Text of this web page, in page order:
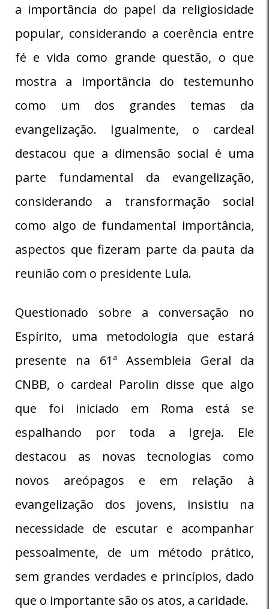
a importância do papel da religiosidade
popular, considerando a coerência entre
fé e vida como grande questão, o que
mostra a importância do testemunho
como um dos grandes temas da
evangelização. Igualmente, o cardeal
destacou que a dimensão social é uma
parte fundamental da evangelização,
considerando a transformação social
como algo de fundamental importância,
aspectos que fizeram parte da pauta da
reunião com o presidente Lula.
Questionado sobre a conversação no
Espírito, uma metodologia que estará
presente na 61ª Assembleia Geral da
CNBB, o cardeal Parolin disse que algo
que foi iniciado em Roma está se
espalhando por toda a Igreja. Ele
destacou as novas tecnologias como
novos areópagos e em relação à
evangelização dos jovens, insistiu na
necessidade de escutar e acompanhar
pessoalmente, de um método prático,
sem grandes verdades e princípios, dado
que o importante são os atos, a caridade.